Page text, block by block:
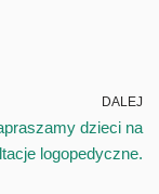
DALEJ
dzieci na
logopedyczne.